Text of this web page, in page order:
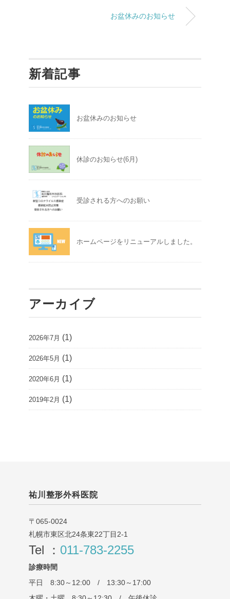
お盆休みのお知らせ
新着記事
お盆休みのお知らせ
休診のお知らせ(6月)
受診される方へのお願い
ホームページをリニューアルしました。
アーカイブ
2026年7月 (1)
2026年5月 (1)
2020年6月 (1)
2019年2月 (1)
祐川整形外科医院
〒065-0024
札幌市東区北24条東22丁目2-1
Tel ： 011-783-2255
診療時間
平日 8:30～12:00 / 13:30～17:00